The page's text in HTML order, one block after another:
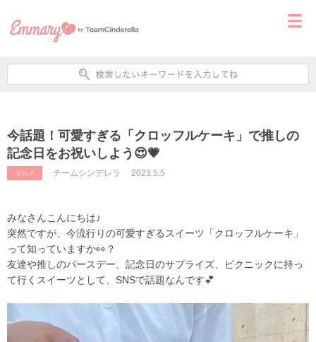
今話題！可愛すぎる「クロッフルケーキ」で推しの
記念日をお祝いしよう😍💗
グルメ チームシンデレラ 2023.5.5
みなさんこんにちは♪
突然ですが、今流行りの可愛すぎるスイーツ「クロッフルケーキ」
って知っていますか👀？
友達や推しのバースデー、記念日のサプライズ、ピクニックに持っ
て行くスイーツとして、SNSで話題なんです💕